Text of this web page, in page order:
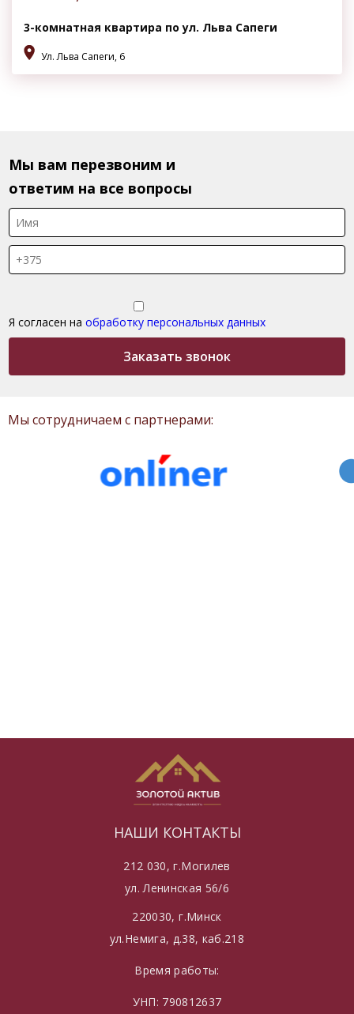
3-комнатная квартира по ул. Льва Сапеги
Ул. Льва Сапеги, 6
Мы вам перезвоним и
ответим на все вопросы
Я согласен наобработку персональных данных
Заказать звонок
Мы сотрудничаем с партнерами:
НАШИ КОНТАКТЫ
212 030, г.Могилев
ул. Ленинская 56/6
220030, г.Минск
ул.Немига, д.38, каб.218
Время работы:
УНП: 790812637